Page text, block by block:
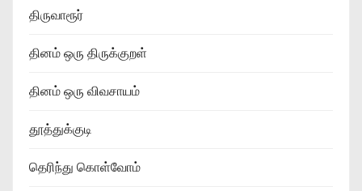
திருவாரூர்
தினம் ஒரு திருக்குறள்
தினம் ஒரு விவசாயம்
தூத்துக்குடி
தெரிந்து கொள்வோம்